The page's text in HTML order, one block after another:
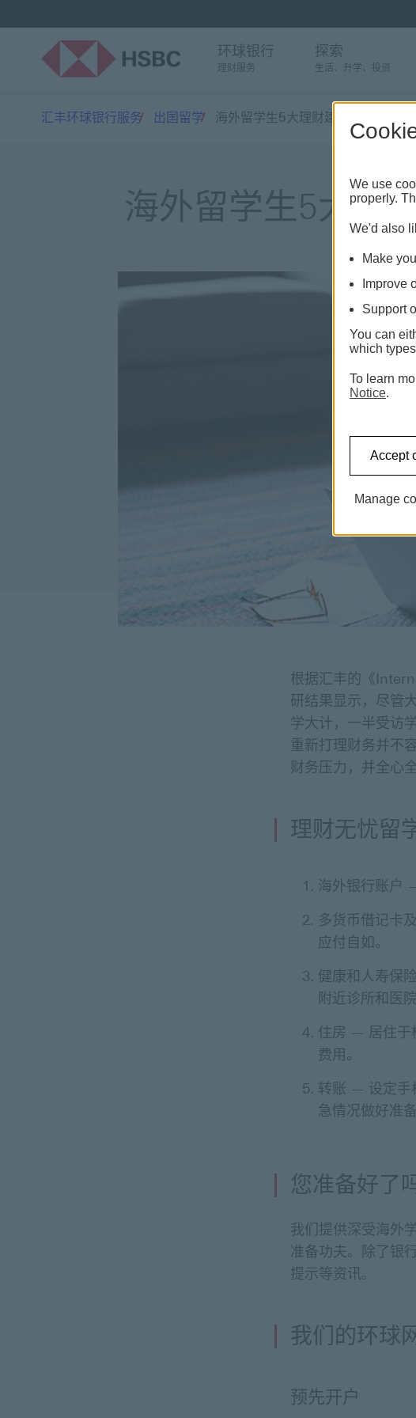
环球银行
理财服务
探索
生活、升学、投资
汇丰环球银行服务 出国留学 海外留学生5大理财建议
海外留学生5大理
根据汇丰的《
研结果显示，尽管
学大计，一半受访
重新打理财务并不
财务压力，并全心
理财无忧留
海外银行账户
多货币借记卡
应付自如。
健康和人寿保
附近诊所和医
住房 — 居住于
费用。
转账 — 设定手
急情况做好准备
您准备好了
我们提供深受海外
准备功夫。除了银
提示等资讯。
我们的环球
预先开户
We use
properly.
We'd also
Make
Improve
Support
You can
which
To learn
Notice.
Accept
Manage